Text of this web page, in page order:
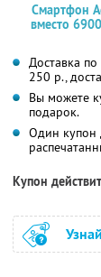
Смартфон
вместо
Доставка
250 р.,
Вы можете
подарок.
Один купон
Купон